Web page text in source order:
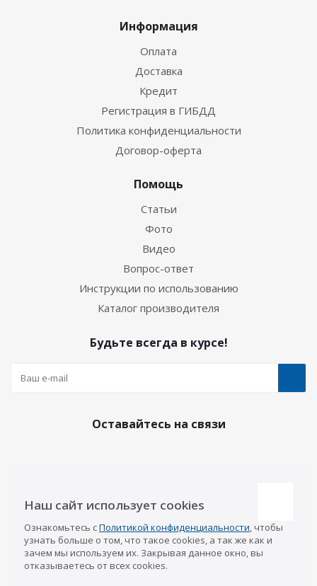
Информация
Оплата
Доставка
Кредит
Регистрация в ГИБДД
Политика конфиденциальности
Договор-оферта
Помощь
Статьи
Фото
Видео
Вопрос-ответ
Инструкции по использованию
Каталог производителя
Будьте всегда в курсе!
Оставайтесь на связи
Казань
8 (843) 207-03-08
Уфа
8 (347) 258-84-87
info@a-pricep.ru
Наш сайт использует cookies
Ознакомьтесь сПолитикой конфиденциальности, чтобы
узнать больше о том, что такое cookies, а так же как и
зачем мы используем их. Закрывая данное окно, вы
отказываетесь от всех cookies.